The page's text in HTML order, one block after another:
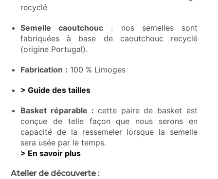
recyclé
Semelle caoutchouc : nos semelles sont
fabriquées à base de caoutchouc recyclé
(origine Portugal).
Fabrication : 100 % Limoges
> Guide des tailles
Basket réparable : cette paire de basket est
conçue de telle façon que nous serons en
capacité de la ressemeler lorsque la semelle
sera usée par le temps.
> En savoir plus
Atelier de découverte :